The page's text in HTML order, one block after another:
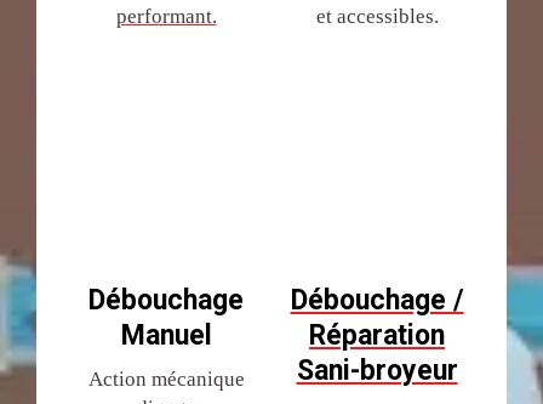
performant.
Débouchage
Manuel
Action mécanique
et accessibles.
Débouchage /
Réparation
Sani-broyeur